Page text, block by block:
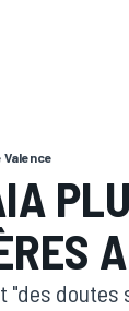
Valence
"des